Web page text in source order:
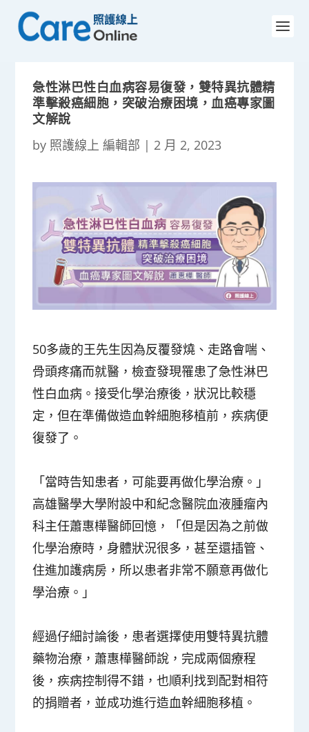
急性淋巴性白血病容易復發，雙特異抗體精
準擊殺癌細胞，突破治療困境，血癌專家圖
文解說
by 照護線上 編輯部 | 2 月 2, 2023
50多歲的王先生因為反覆發燒、走路會喘、
骨頭疼痛而就醫，檢查發現罹患了急性淋巴
性白血病。接受化學治療後，狀況比較穩
定，但在準備做造血幹細胞移植前，疾病便
復發了。
「當時告知患者，可能要再做化學治療。」
高雄醫學大學附設中和紀念醫院血液腫瘤內
科主任蕭惠樺醫師回憶，「但是因為之前做
化學治療時，身體狀況很多，甚至還插管、
住進加護病房，所以患者非常不願意再做化
學治療。」
經過仔細討論後，患者選擇使用雙特異抗體
藥物治療，蕭惠樺醫師說，完成兩個療程
後，疾病控制得不錯，也順利找到配對相符
的捐贈者，並成功進行造血幹細胞移植。